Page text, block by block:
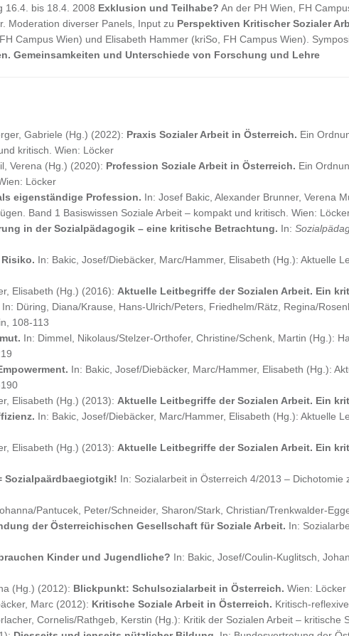
16.4. bis 18.4. 2008 Exklusion und Teilhabe? An der PH Wien, FH
Moderation diverser Panels, Input zu Perspektiven Kritischer Sozialer
Campus Wien) und Elisabeth Hammer (kriSo, FH Campus Wien).
Gemeinsamkeiten und Unterschiede von Forschung und Lehre
Gabriele (Hg.) (2022): Praxis Sozialer Arbeit in Österreich. Ein
kritisch. Wien: Löcker
Verena (Hg.) (2020): Profession Soziale Arbeit in Österreich. Ein
Löcker
eigenständige Profession. In: Josef Bakic, Alexander Brunner, Verena
Band 1 Basiswissen Soziale Arbeit – kompakt und kritisch. Wien:
in der Sozialpädagogik – eine kritische Betrachtung. In:
In: Bakic, Josef/Diebäcker, Marc/Hammer, Elisabeth (Hg.): Aktuelle
Elisabeth (Hg.) (2016): Aktuelle Leitbegriffe der Sozialen Arbeit. Ein
. In: Düring, Diana/Krause, Hans-Ulrich/Peters, Friedhelm/Rätz, Regina/
108-113
In: Dimmel, Nikolaus/Stelzer-Orthofer, Christine/Schenk, Martin (Hg.):
In: Bakic, Josef/Diebäcker, Marc/Hammer, Elisabeth (Hg.):
Elisabeth (Hg.) (2013): Aktuelle Leitbegriffe der Sozialen Arbeit. Ein
In: Bakic, Josef/Diebäcker, Marc/Hammer, Elisabeth (Hg.): Aktuelle
Elisabeth (Hg.) (2013): Aktuelle Leitbegriffe der Sozialen Arbeit. Ein
Sozialpaärdbaegiotgik! In: Sozialarbeit in Österreich 4/2013 –
Pantucek, Peter/Schneider, Sharon/Stark, Christian/Trenkwalder-
der Österreichischen Gesellschaft für Soziale Arbeit. In:
Kinder und Jugendliche? In: Bakic, Josef/Coulin-Kuglitsch,
(Hg.) (2012): Blickpunkt: Schulsozialarbeit in Österreich. Wien: Löcker
Marc (2012): Kritische Soziale Arbeit in Österreich. Kritisch-
Cornelis/Rathgeb, Kerstin (Hg.): Kritik der Sozialen Arbeit – kritische